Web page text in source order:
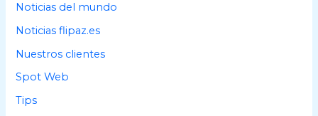
Noticias del mundo
Noticias flipaz.es
Nuestros clientes
Spot Web
Tips